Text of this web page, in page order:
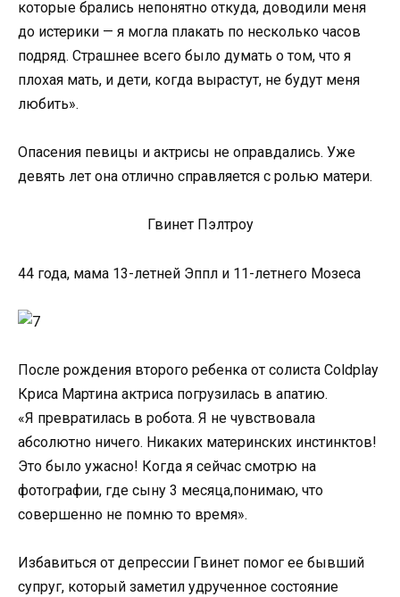
которые брались непонятно откуда, доводили меня
до истерики — я могла плакать по несколько часов
подряд. Страшнее всего было думать о том, что я
плохая мать, и дети, когда вырастут, не будут меня
любить».
Опасения певицы и актрисы не оправдались. Уже
девять лет она отлично справляется с ролью матери.
Гвинет Пэлтроу
44 года, мама 13-летней Эппл и 11-летнего Мозеса
После рождения второго ребенка от солиста Coldplay
Криса Мартина актриса погрузилась в апатию.
«Я превратилась в робота. Я не чувствовала
абсолютно ничего. Никаких материнских инстинктов!
Это было ужасно! Когда я сейчас смотрю на
фотографии, где сыну 3 месяца,понимаю, что
совершенно не помню то время».
Избавиться от депрессии Гвинет помог ее бывший
супруг, который заметил удрученное состояние